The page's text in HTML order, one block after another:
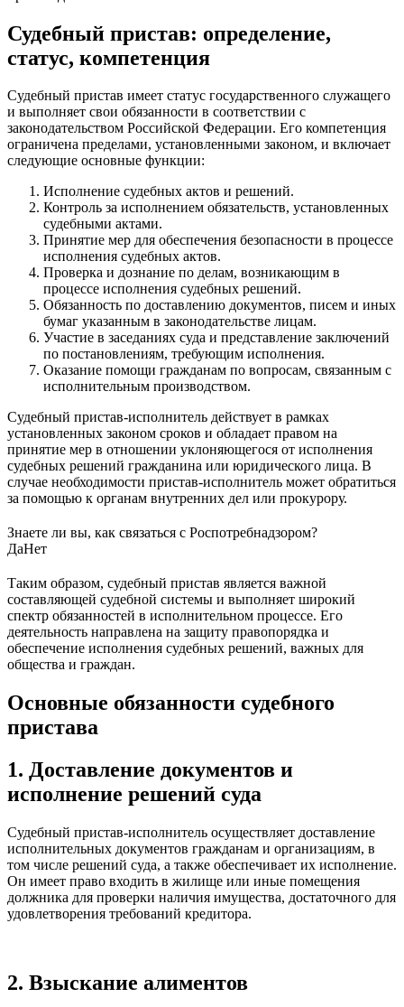
Судебный пристав: определение,
статус, компетенция
Судебный пристав имеет статус государственного служащего
и выполняет свои обязанности в соответствии с
законодательством Российской Федерации. Его компетенция
ограничена пределами, установленными законом, и включает
следующие основные функции:
Исполнение судебных актов и решений.
Контроль за исполнением обязательств, установленных
судебными актами.
Принятие мер для обеспечения безопасности в процессе
исполнения судебных актов.
Проверка и дознание по делам, возникающим в
процессе исполнения судебных решений.
Обязанность по доставлению документов, писем и иных
бумаг указанным в законодательстве лицам.
Участие в заседаниях суда и представление заключений
по постановлениям, требующим исполнения.
Оказание помощи гражданам по вопросам, связанным с
исполнительным производством.
Судебный пристав-исполнитель действует в рамках
установленных законом сроков и обладает правом на
принятие мер в отношении уклоняющегося от исполнения
судебных решений гражданина или юридического лица. В
случае необходимости пристав-исполнитель может обратиться
за помощью к органам внутренних дел или прокурору.
Знаете ли вы, как связаться с Роспотребнадзором?
ДаНет
Таким образом, судебный пристав является важной
составляющей судебной системы и выполняет широкий
спектр обязанностей в исполнительном процессе. Его
деятельность направлена на защиту правопорядка и
обеспечение исполнения судебных решений, важных для
общества и граждан.
Основные обязанности судебного
пристава
1. Доставление документов и
исполнение решений суда
Судебный пристав-исполнитель осуществляет доставление
исполнительных документов гражданам и организациям, в
том числе решений суда, а также обеспечивает их исполнение.
Он имеет право входить в жилище или иные помещения
должника для проверки наличия имущества, достаточного для
удовлетворения требований кредитора.
2. Взыскание алиментов